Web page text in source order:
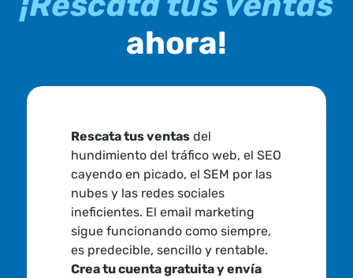
ahora!
Rescata tus ventasdel
hundimiento del tráfico web, el SEO
cayendo en picado, el SEM por las
nubes y las redes sociales
ineficientes. El email marketing
sigue funcionando como siempre,
es predecible, sencillo y rentable.
Crea tu cuenta gratuita y envía